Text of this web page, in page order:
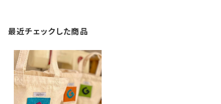
最近チェックした商品